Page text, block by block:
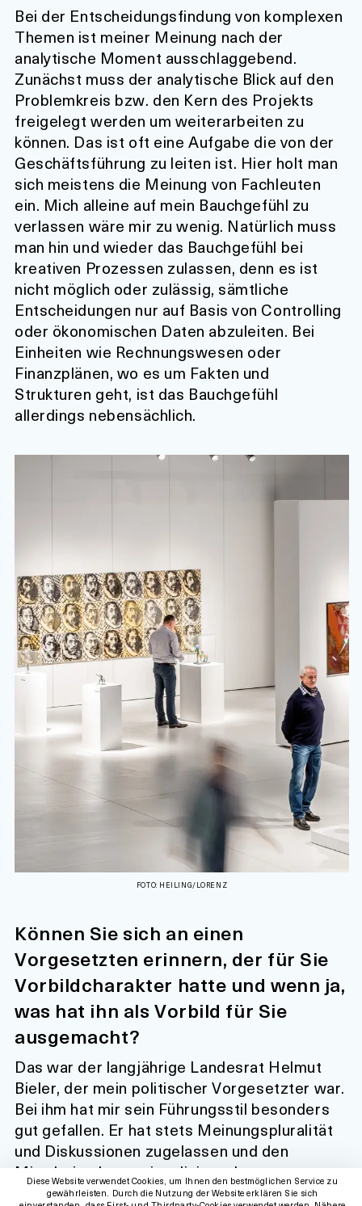
Bei der Entscheidungsfindung von komplexen
Themen ist meiner Meinung nach der
analytische Moment ausschlaggebend.
Zunächst muss der analytische Blick auf den
Problemkreis bzw. den Kern des Projekts
freigelegt werden um weiterarbeiten zu
können. Das ist oft eine Aufgabe die von der
Geschäftsführung zu leiten ist. Hier holt man
sich meistens die Meinung von Fachleuten
ein. Mich alleine auf mein Bauchgefühl zu
verlassen wäre mir zu wenig. Natürlich muss
man hin und wieder das Bauchgefühl bei
kreativen Prozessen zulassen, denn es ist
nicht möglich oder zulässig, sämtliche
Entscheidungen nur auf Basis von Controlling
oder ökonomischen Daten abzuleiten. Bei
Einheiten wie Rechnungswesen oder
Finanzplänen, wo es um Fakten und
Strukturen geht, ist das Bauchgefühl
allerdings nebensächlich.
FOTO: HEILING/LORENZ
Können Sie sich an einen
Vorgesetzten erinnern, der für Sie
Vorbildcharakter hatte und wenn ja,
was hat ihn als Vorbild für Sie
ausgemacht?
Das war der langjährige Landesrat Helmut
Bieler, der mein politischer Vorgesetzter war.
Bei ihm hat mir sein Führungsstil besonders
gut gefallen. Er hat stets Meinungspluralität
und Diskussionen zugelassen und den
MitarbeiterInnen signalisiert, dass
Entscheidungen von allen mitzutragen sind –
Diese Website verwendet Cookies, um Ihnen den bestmöglichen Service zu
gewährleisten. Durch die Nutzung der Website erklären Sie sich